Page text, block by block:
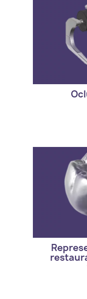
- Version
Virtual
- Version
TrueSmile